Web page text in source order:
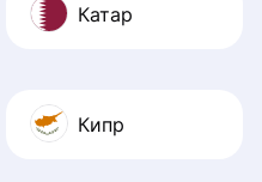
Катар
Кипр